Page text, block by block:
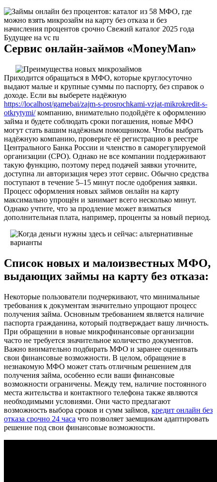
Сервис онлайн-займов «MoneyMan»
Приходится обращаться в МФО, которые круглосуточно
выдают малые и крупные суммы по паспорту, без справок о
доходе. Если вы выберете надёжную
https://localhost/gamebai/zajm-s-prosrochkami-vzjat-mikrokredit-s-
otkrytymi/компанию, внимательно подойдёте к оформлению
займа и будете соблюдать сроки погашения, новые МФО
могут стать вашим надёжным помощником. Чтобы выбрать
надёжную компанию, проверьте её регистрацию в реестре
Центрального Банка России и членство в саморегулируемой
организации (СРО). Однако не все компании поддерживают
такую функцию, поэтому перед подачей заявки уточните,
доступна ли авторизация через этот сервис. Обычно средства
поступают в течение 5–15 минут после одобрения заявки.
Процесс оформления новых займов онлайн на карту
максимально упрощён и занимает всего несколько минут.
Однако учтите, что за продление может взиматься
дополнительная плата, например, проценты за новый период.
Список новых и малоизвестных МФО,
выдающих займы на карту без отказа:
Некоторые пользователи подчеркивают, что минимальные
требования к документам значительно упрощают процесс
получения займа. Основным требованием является наличие
паспорта гражданина, который подтверждает вашу личность.
При обращении в новые микрофинансовые организации
часто не требуется значительное количество документов.
Важно внимательно подбирать МФО и заранее оценивать
свои финансовые возможности. В целом, обращение в
незнакомую МФО может стать отличным решением для
получения займа, особенно если ваши финансовые
возможности ограничены. Между тем, наличие постоянного
места жительства и контактного телефона также являются
необходимыми условиями. Они часто предлагают
возможность выбора сроков и сумм займов, кредит онлайн без
отказа срочно 24 часа что позволяет заемщикам адаптировать
решение под свои финансовые возможности.